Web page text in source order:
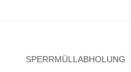
SPERRMÜLLABHOLUNG